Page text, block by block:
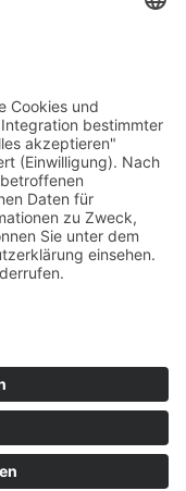
MKK-Kreis.
echo.de
Echo